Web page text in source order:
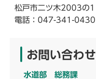
松戸市二ツ木2003の1
電話：047-341-0430
お問い合わせ
水道部 総務課